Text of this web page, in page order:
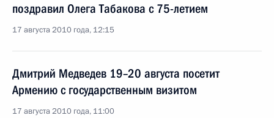
поздравил Олега Табакова с 75-летием
17 августа 2010 года, 12:15
Дмитрий Медведев 19–20 августа посетит
Армению с государственным визитом
17 августа 2010 года, 11:00